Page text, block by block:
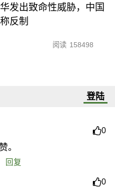
发出致命性威胁，中国
反制
阅读 158498
登陆
0
。
回复
0